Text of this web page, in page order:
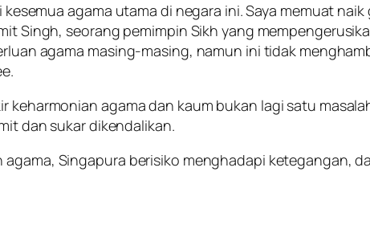
agama utama di negara ini. Saya memuat
Singh, seorang pemimpin Sikh yang
agama masing-masing, namun ini tidak
agama dan kaum bukan lagi satu
dan sukar dikendalikan.
Singapura berisiko menghadapi ketegangan,